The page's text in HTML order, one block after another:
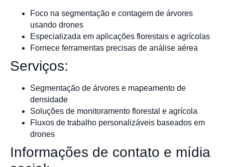
Foco na segmentação e contagem de árvores
usando drones
Especializada em aplicações florestais e agrícolas
Fornece ferramentas precisas de análise aérea
Serviços:
Segmentação de árvores e mapeamento de
densidade
Soluções de monitoramento florestal e agrícola
Fluxos de trabalho personalizáveis baseados em
drones
Informações de contato e mídia